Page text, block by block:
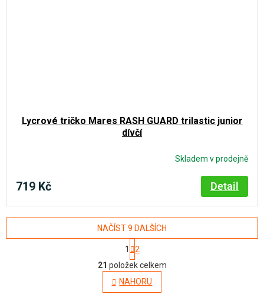
Lycrové tričko Mares RASH GUARD trilastic junior
dívčí
Skladem v prodejně
719 Kč Detail
O
v
l
NAČÍST 9 DALŠÍCH
S
t
r
á
n
k
1
2
21 položek celkem
NAHORU